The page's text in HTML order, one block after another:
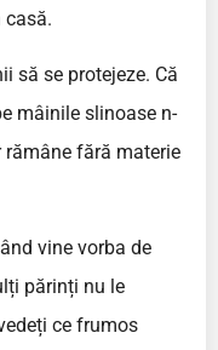
casă.
să se protejeze. Că
mâinile slinoase n-
fără materie
vine vorba de
părinți nu le
ce frumos